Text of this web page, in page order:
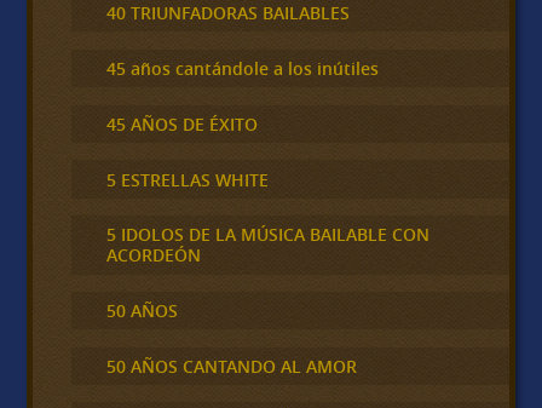
40 TRIUNFADORAS BAILABLES
45 años cantándole a los inútiles
45 AÑOS DE ÉXITO
5 ESTRELLAS WHITE
5 IDOLOS DE LA MÚSICA BAILABLE CON
ACORDEÓN
50 AÑOS
50 AÑOS CANTANDO AL AMOR